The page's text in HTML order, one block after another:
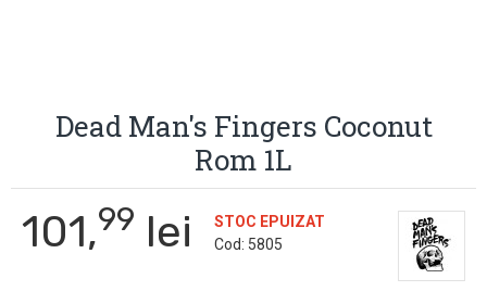
Dead Man's Fingers Coconut
Rom 1L
101,99 lei
STOC EPUIZAT
Cod: 5805